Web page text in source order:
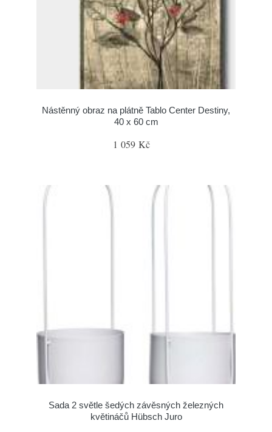
Nástěnný obraz na plátně Tablo Center Destiny,
40 x 60 cm
1 059 Kč
Sada 2 světle šedých závěsných železných
květináčů Hübsch Juro